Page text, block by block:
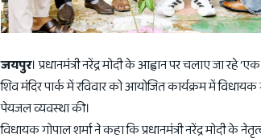
जयपुर। प्रधानमंत्री नरेंद्र मोदी के आह्वान पर चलाए जा रहे
शिव मंदिर पार्क में रविवार को आयोजित कार्यक्रम में
पेयजल व्यवस्था की।
विधायक गोपाल शर्मा ने कहा कि प्रधानमंत्री नरेंद्र मोदी